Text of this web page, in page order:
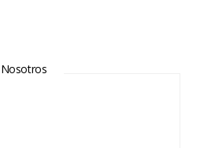
Nosotros